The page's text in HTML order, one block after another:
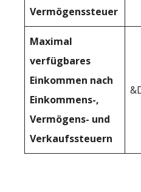
Vermögenssteuer
Maximal
verfügbares
Einkommen nach
Einkommens-,
Vermögens- und
Verkaufssteuern